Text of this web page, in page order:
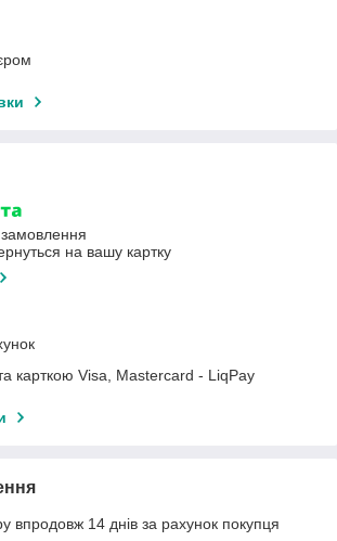
на вашу картку
карткою Visa, Mastercard - LiqPay
впродовж 14 днів за рахунок покупця